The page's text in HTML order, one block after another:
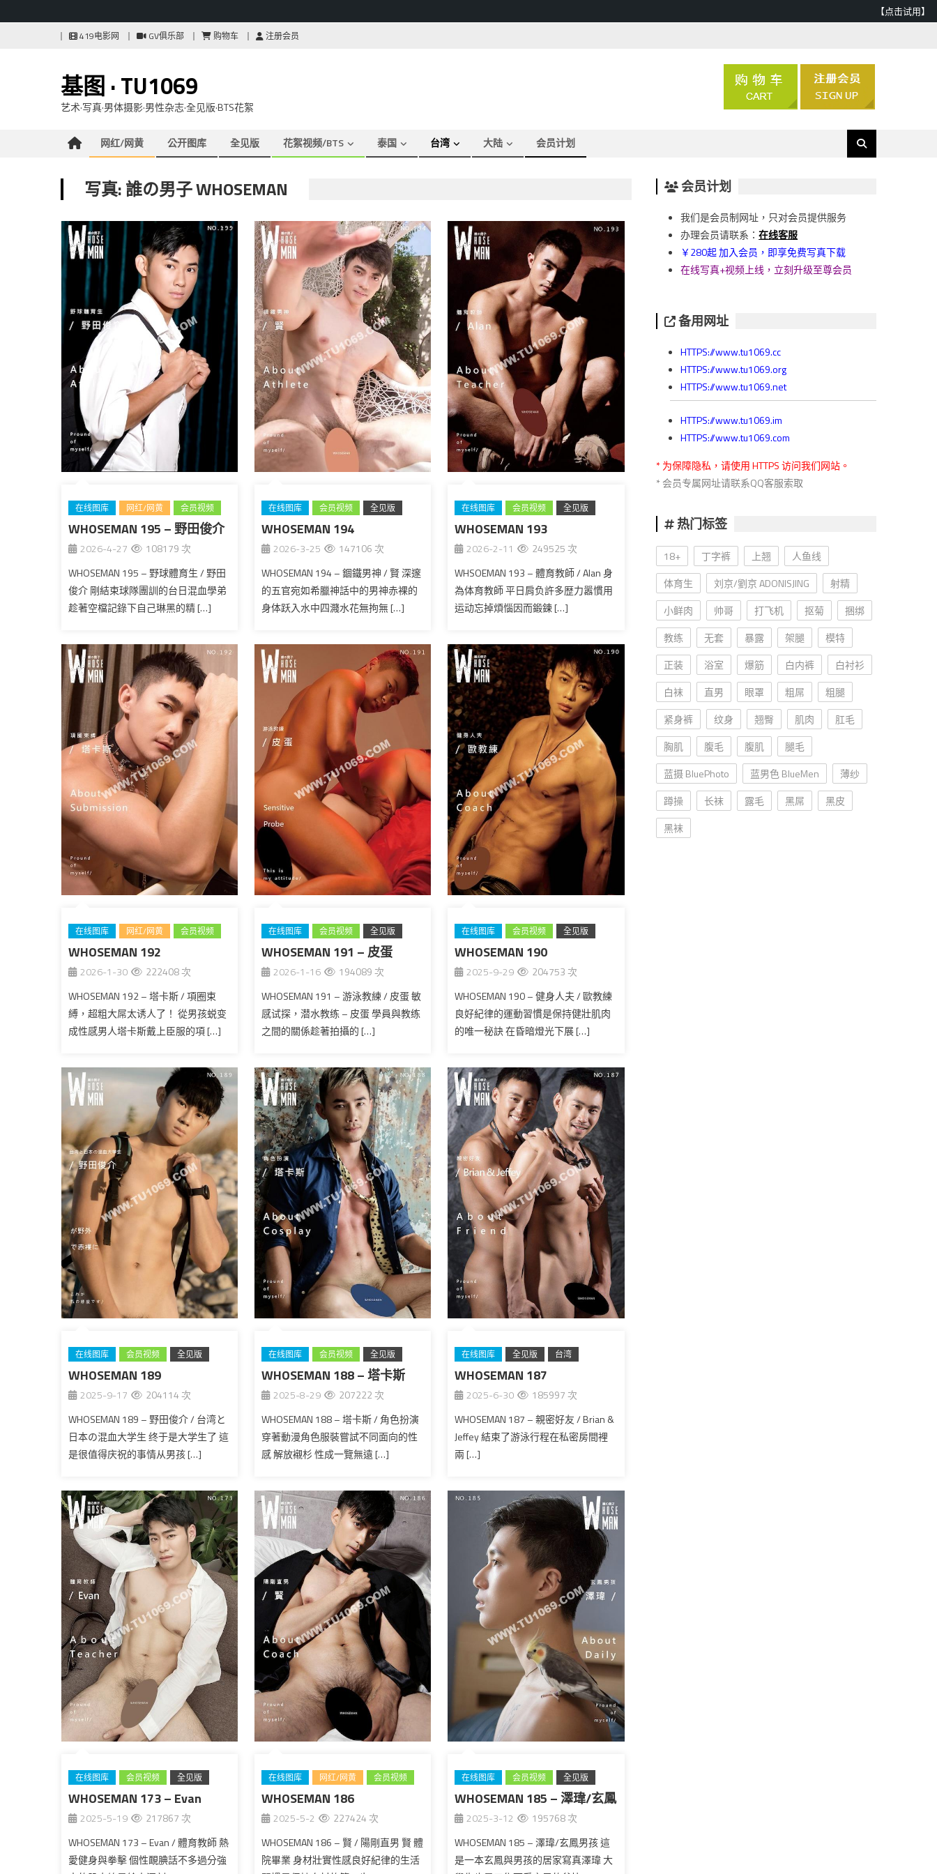
【点击试用】
419电影网 GV俱乐部 购物车 注册会员
基图 · TU1069
艺术·写真·男体摄影·男性杂志·全见版·BTS花絮
网红/网黄 公开图库 全见版 花絮视频/BTS 泰国 台湾 大陆 会员计划
写真: 誰の男子 WHOSEMAN
在线图库 网红/网黄
会员视频
公开图库
台湾
WHOSEMAN 195 – 野田俊介
2026-4-27
108179 次
WHOSEMAN 195 – 野球體育生 / 野田
俊介 剛結束球隊團訓的台日混血學弟
趁著空檔記錄下自己琳黑的精 […]
在线图库 会员视频
全见版
台湾
WHOSEMAN 194
2026-3-25
147106 次
WHOSEMAN 194 – 錮鐵男神 / 賢 深邃
的五官宛如希臘神話中的男神赤裸的
身体跃入水中四濺水花無拘無 […]
在线图库 会员视频
全见版
台湾
WHOSEMAN 193
2026-2-11
249525 次
WHSOEMAN 193 – 體育教師 / Alan 身
為体育教師 平日肩负許多歴力嚣慣用
运动忘掉煩惱因而鍛鍊 […]
在线图库 网红/网黄
会员视频
全见版
台湾
WHOSEMAN 192
2026-1-30
222408 次
WHOSEMAN 192 – 塔卡斯 / 項圈束
縛，超粗大屌太诱人了！ 從男孩蜕变
成性感男人塔卡斯戴上臣服的項 […]
在线图库 会员视频
全见版
台湾
WHOSEMAN 191 – 皮蛋
2026-1-16
194089 次
WHOSEMAN 191 – 游泳教練 / 皮蛋 敏
感试探，潜水教练 – 皮蛋 學員與教练
之間的關係趁著拍攝的 […]
在线图库 会员视频
全见版
台湾
WHOSEMAN 190
2025-9-29
204753 次
WHOSEMAN 190 – 健身人夫 / 歐教練
良好紀律的運動習慣是保持健壯肌肉
的唯一秘訣 在昏暗燈光下展 […]
在线图库 会员视频
全见版
台湾
WHOSEMAN 189
2025-9-17
204114 次
WHOSEMAN 189 – 野田俊介 / 台湾と
日本の混血大学生 终于是大学生了 這
是很值得庆祝的事情从男孩 […]
在线图库 会员视频
全见版
台湾
WHOSEMAN 188 – 塔卡斯
2025-8-29
207222 次
WHOSEMAN 188 – 塔卡斯 / 角色扮演
穿著動漫角色服裝嘗試不同面向的性
感 解放襯杉 性成一覽無遠 […]
在线图库 全见版 台湾
WHOSEMAN 187
2025-6-30
185997 次
WHOSEMAN 187 – 親密好友 / Brian &
Jeffey 結束了游泳行程在私密房間裡
兩 […]
在线图库 会员视频
全见版
台湾
WHOSEMAN 173 – Evan
2025-5-19
217867 次
WHOSEMAN 173 – Evan / 體育教師 熱
愛健身與拳擊 個性靦腆話不多過分強
在线图库 网红/网黄
会员视频
全见版
台湾
WHOSEMAN 186
2025-5-2
227424 次
WHOSEMAN 186 – 賢 / 陽剛直男 賢 體
院畢業 身材壯實性感良好紀律的生活
在线图库 会员视频
全见版
台湾
WHOSEMAN 185 – 澤瑋/玄鳳
男孩2025-3-12
195768 次
WHOSEMAN 185 – 澤瑋/玄鳳男孩 這
是一本玄鳳與男孩的居家寫真澤瑋 大
会员计划
我们是会员制网址，只对会员提供服务
办理会员请联系：在线客服
￥280起 加入会员，即享免费写真下载
在线写真+视频上线，立刻升级至尊会员
备用网址
HTTPS://www.tu1069.cc
HTTPS://www.tu1069.org
HTTPS://www.tu1069.net
HTTPS://www.tu1069.im
HTTPS://www.tu1069.com
* 为保障隐私，请使用 HTTPS 访问我们网站。
* 会员专属网址请联系QQ客服索取
热门标签
18+ 丁字裤 上翘
人鱼线
体育生
刘京/劉京 ADONISJING
射精
小鲜肉
帅哥 打飞机 抠菊
捆绑
教练
无套 暴露 架腿
模特
正装
浴室 爆筋 白内裤
白衬衫
白袜
直男 眼罩 粗屌
粗腿
紧身裤
纹身 翘臀 肌肉
肛毛
胸肌
腹毛 腹肌
腿毛
蓝摄 BluePhoto
蓝男色 BlueMen
薄纱
蹲操
长袜 露毛 黑屌
黑皮
黑袜